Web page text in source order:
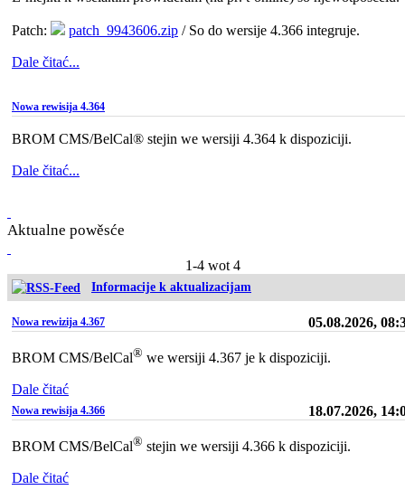
Patch: patch_9943606.zip / So do wersije 4.366 integruje.
Dale čitać...
Nowa rewisija 4.364
BROM CMS/BelCal® stejin we wersiji 4.364 k dispoziciji.
Dale čitać...
Aktualne powěsće
1-4 wot 4
Informacije k aktualizacijam
Nowa rewizija 4.367 05.08.2026,
BROM CMS/BelCal® we wersiji 4.367 je k dispoziciji.
Dale čitać
Nowa rewisija 4.366 18.07.2026,
BROM CMS/BelCal® stejin we wersiji 4.366 k dispoziciji.
Dale čitać